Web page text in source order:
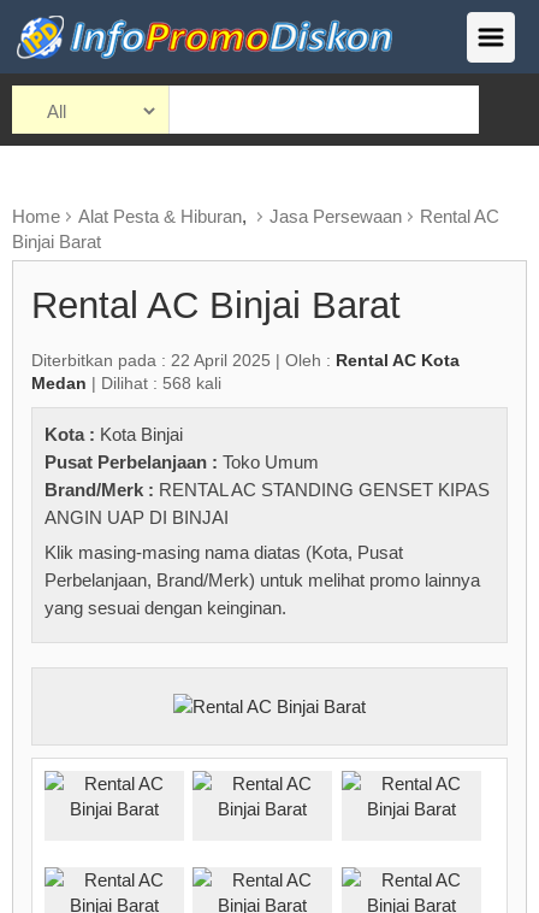
Home Alat Pesta & Hiburan, Jasa Persewaan
Rental AC
Binjai Barat
Rental AC Binjai Barat
Diterbitkan pada : 22 April 2025 | Oleh : Rental AC Kota
Medan | Dilihat : 568 kali
Kota : Kota Binjai
Pusat Perbelanjaan : Toko Umum
Brand/Merk : RENTAL AC STANDING GENSET KIPAS
ANGIN UAP DI BINJAI
Klik masing-masing nama diatas (Kota, Pusat
Perbelanjaan, Brand/Merk) untuk melihat promo lainnya
yang sesuai dengan keinginan.